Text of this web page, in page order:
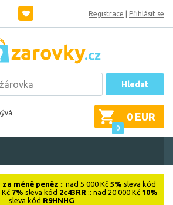
Registrace Přihlásit se
Hledat
0
0 EUR
méně peněz :: nad 5 000 Kč 5% sleva kód
Kč 7% sleva kód 2c43RR :: nad 20 000 Kč 10%
sleva kód R9HNHG